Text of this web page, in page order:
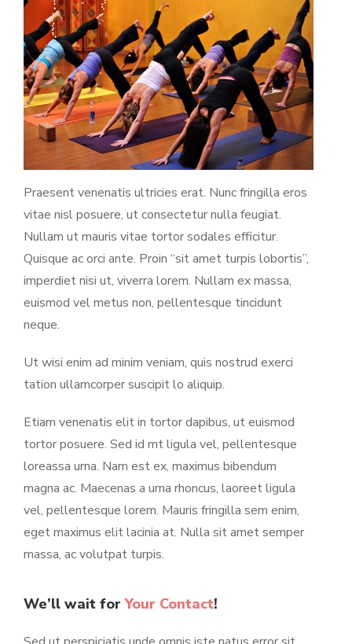
Praesent venenatis ultricies erat. Nunc fringilla eros
vitae nisl posuere, ut consectetur nulla feugiat.
Nullam ut mauris vitae tortor sodales efficitur.
Quisque ac orci ante. Proin “sit amet turpis lobortis”,
imperdiet nisi ut, viverra lorem. Nullam ex massa,
euismod vel metus non, pellentesque tincidunt
neque.
Ut wisi enim ad minim veniam, quis nostrud exerci
tation ullamcorper suscipit lo aliquip.
Etiam venenatis elit in tortor dapibus, ut euismod
tortor posuere. Sed id mt ligula vel, pellentesque
loreassa urna. Nam est ex, maximus bibendum
magna ac. Maecenas a urna rhoncus, laoreet ligula
vel, pellentesque lorem. Mauris fringilla sem enim,
eget maximus elit lacinia at. Nulla sit amet semper
massa, ac volutpat turpis.
We’ll wait forYour Contact!